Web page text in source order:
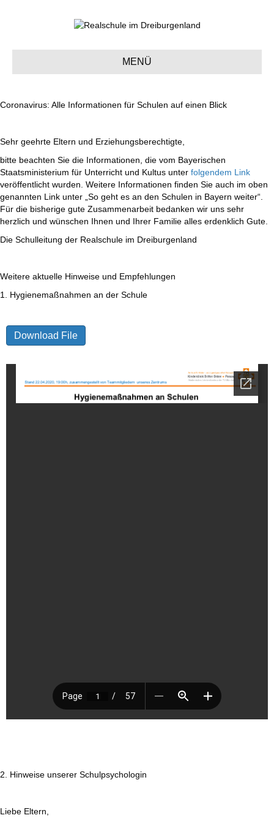
MENÜ
Coronavirus: Alle Informationen für Schulen auf einen Blick
Sehr geehrte Eltern und Erziehungsberechtigte,
bitte beachten Sie die Informationen, die vom Bayerischen
Staatsministerium für Unterricht und Kultus unter folgendem Link
veröffentlicht wurden. Weitere Informationen finden Sie auch im oben
genannten Link unter „So geht es an den Schulen in Bayern weiter“.
Für die bisherige gute Zusammenarbeit bedanken wir uns sehr
herzlich und wünschen Ihnen und Ihrer Familie alles erdenklich Gute.
Die Schulleitung der Realschule im Dreiburgenland
Weitere aktuelle Hinweise und Empfehlungen
1. Hygienemaßnahmen an der Schule
Download File
2. Hinweise unserer Schulpsychologin
Liebe Eltern,